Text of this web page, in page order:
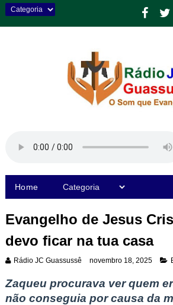
Home
Evangelho de Jesus
devo ficar na tua casa
Rádio JC Guassussê novembro 18, 2025
Zaqueu procurava ver quem
não conseguia por causa da